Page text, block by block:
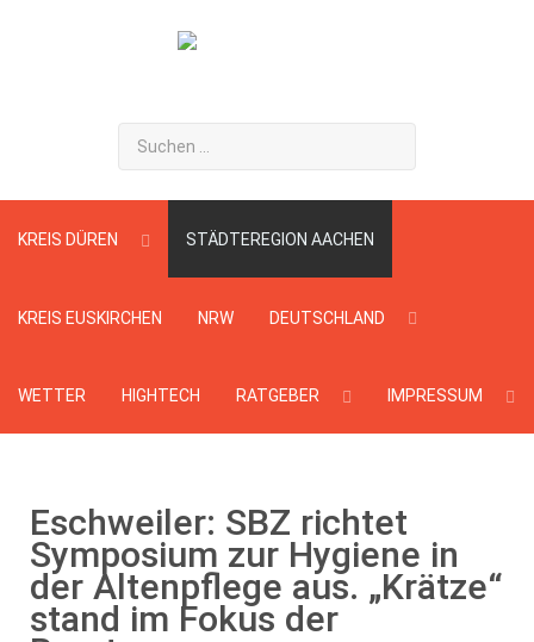
Suchen
...
KREIS DÜREN STÄDTEREGION AACHEN
KREIS EUSKIRCHEN NRW DEUTSCHLAND
WETTER HIGHTECH RATGEBER IMPRESSUM
Eschweiler: SBZ richtet
Symposium zur Hygiene in
der Altenpflege aus. „Krätze“
stand im Fokus der